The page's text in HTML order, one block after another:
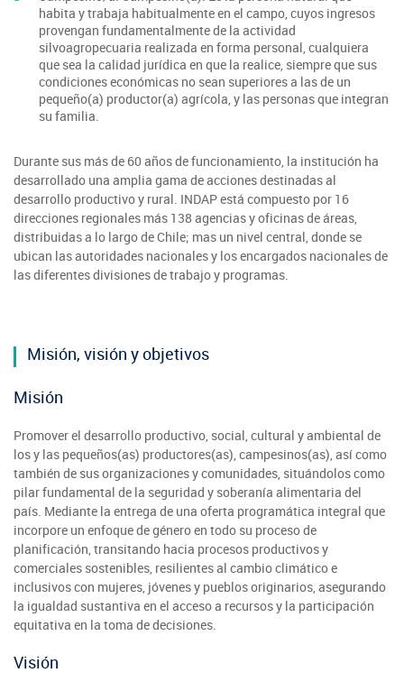
habita y trabaja habitualmente en el campo, cuyos ingresos
provengan fundamentalmente de la actividad
silvoagropecuaria realizada en forma personal, cualquiera
que sea la calidad jurídica en que la realice, siempre que sus
condiciones económicas no sean superiores a las de un
pequeño(a) productor(a) agrícola, y las personas que integran
su familia.
Durante sus más de 60 años de funcionamiento, la institución ha
desarrollado una amplia gama de acciones destinadas al
desarrollo productivo y rural. INDAP está compuesto por 16
direcciones regionales más 138 agencias y oficinas de áreas,
distribuidas a lo largo de Chile; mas un nivel central, donde se
ubican las autoridades nacionales y los encargados nacionales de
las diferentes divisiones de trabajo y programas.
Misión, visión y objetivos
Misión
Promover el desarrollo productivo, social, cultural y ambiental de
los y las pequeños(as) productores(as), campesinos(as), así como
también de sus organizaciones y comunidades, situándolos como
pilar fundamental de la seguridad y soberanía alimentaria del
país. Mediante la entrega de una oferta programática integral que
incorpore un enfoque de género en todo su proceso de
planificación, transitando hacia procesos productivos y
comerciales sostenibles, resilientes al cambio climático e
inclusivos con mujeres, jóvenes y pueblos originarios, asegurando
la igualdad sustantiva en el acceso a recursos y la participación
equitativa en la toma de decisiones.
Visión